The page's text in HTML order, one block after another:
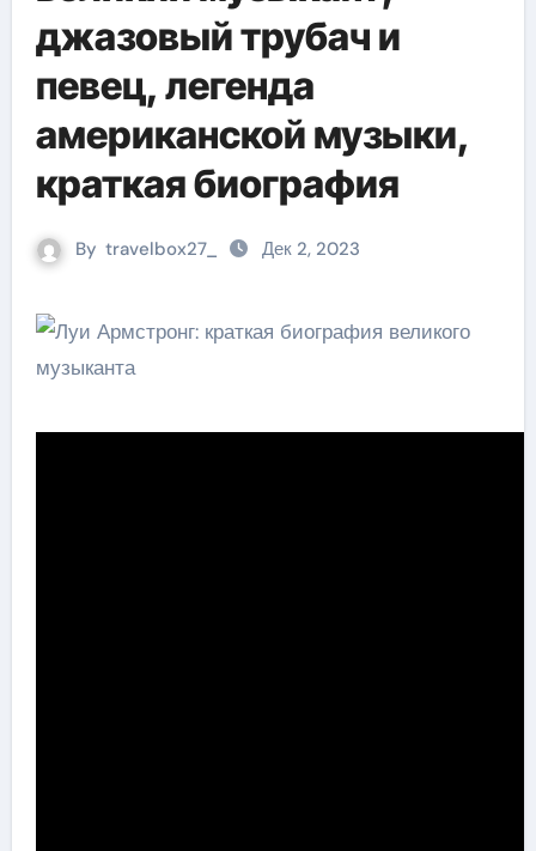
джазовый трубач и
певец, легенда
американской музыки,
краткая биография
By travelbox27_ Дек 2, 2023